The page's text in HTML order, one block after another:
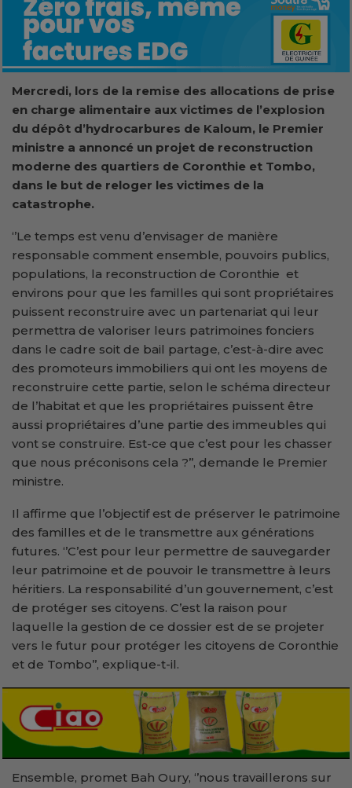
Mercredi, lors de la remise des allocations de prise
en charge alimentaire aux victimes de l’explosion
du dépôt d’hydrocarbures de Kaloum, le Premier
ministre a annoncé un projet de reconstruction
moderne des quartiers de Coronthie et Tombo,
dans le but de reloger les victimes de la
catastrophe.
‘’Le temps est venu d’envisager de manière
responsable comment ensemble, pouvoirs publics,
populations, la reconstruction de Coronthie et
environs pour que les familles qui sont propriétaires
puissent reconstruire avec un partenariat qui leur
permettra de valoriser leurs patrimoines fonciers
dans le cadre soit de bail partage, c’est-à-dire avec
des promoteurs immobiliers qui ont les moyens de
reconstruire cette partie, selon le schéma directeur
de l’habitat et que les propriétaires puissent être
aussi propriétaires d’une partie des immeubles qui
vont se construire. Est-ce que c’est pour les chasser
que nous préconisons cela ?’’, demande le Premier
ministre.
Il affirme que l’objectif est de préserver le patrimoine
des familles et de le transmettre aux générations
futures. ‘’C’est pour leur permettre de sauvegarder
leur patrimoine et de pouvoir le transmettre à leurs
héritiers. La responsabilité d’un gouvernement, c’est
de protéger ses citoyens. C’est la raison pour
laquelle la gestion de ce dossier est de se projeter
vers le futur pour protéger les citoyens de Coronthie
et de Tombo’’, explique-t-il.
Ensemble, promet Bah Oury, ‘’nous travaillerons sur